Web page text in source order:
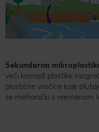
Sekundarna
veći komadi plastike
plastične vrećice koje
se mehanički s vremenom